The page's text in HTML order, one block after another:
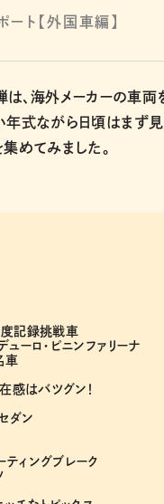
ト【外国車編】
、海外メーカーの車
式ながら日頃はまず
めてみました。
記録挑戦車
ューロ・ピニンファリーナ
車
感はバツグン！
ダン
ティングブレーク